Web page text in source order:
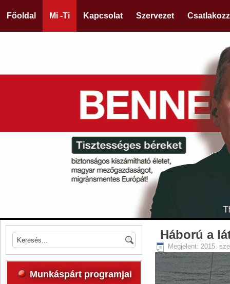
Főoldal Mi -Ti Kapcsolat Szervezet Csatlakozz
Munkáspárt programjai
Háború a
Megjelent: 2015.